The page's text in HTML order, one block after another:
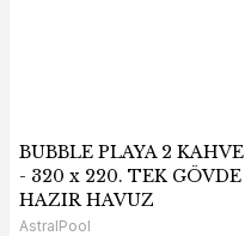
BUBBLE PLAYA 2 KAHVE
- 320 x 220. TEK GÖVDE
HAZIR HAVUZ
AstralPool